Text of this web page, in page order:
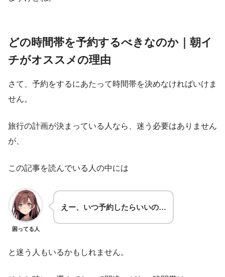
どの時間帯を予約するべきなのか｜朝イ
チがオススメの理由
さて、予約をするにあたって時間帯を決めなければいけま
せん。
旅行の計画が決まっている人なら、迷う必要はありません
が、
この記事を読んでいる人の中には
困ってる人
えー、いつ予約したらいいの…
と迷う人もいるかもしれません。